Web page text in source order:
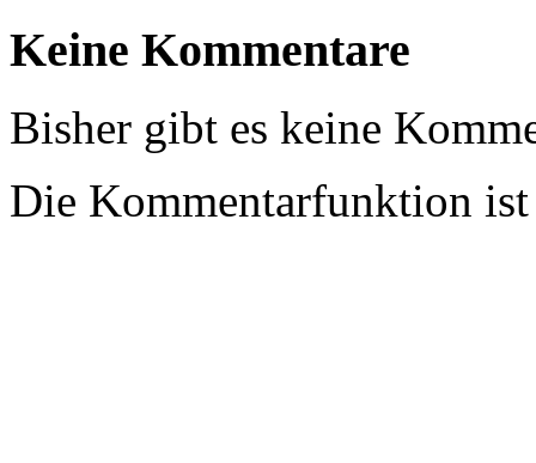
Keine Kommentare
Bisher gibt es keine
Die Kommentarfunktion